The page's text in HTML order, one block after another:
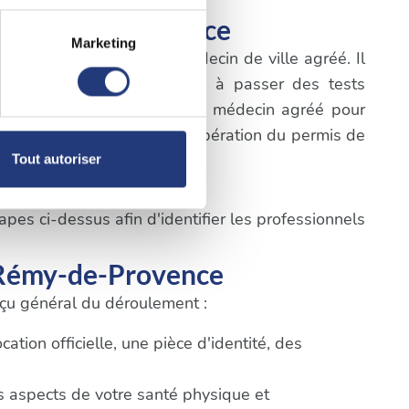
mètres près
(empreintes
relatives aux médias
notre site avec nos
informations que
Marketing
Tout autoriser
de-Provence
de consulter un médecin de ville agréé. Il
étape consistera à passer des tests
rendez-vous avec un médecin agréé pour
du processus de récupération du permis de
ci-dessus afin d'identifier les professionnels
de-Provence
général du déroulement :
officielle, une pièce d'identité, des
aspects de votre santé physique et